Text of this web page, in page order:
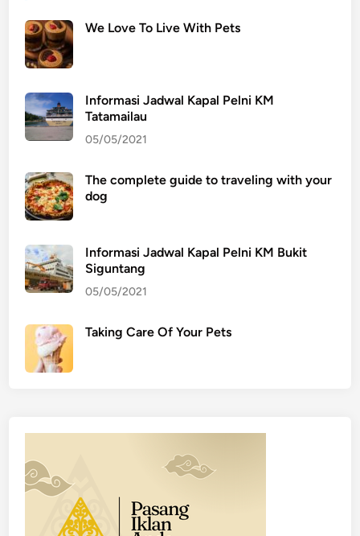
We Love To Live With Pets
Informasi Jadwal Kapal Pelni KM
Tatamailau
05/05/2021
The complete guide to traveling with your
dog
Informasi Jadwal Kapal Pelni KM Bukit
Siguntang
05/05/2021
Taking Care Of Your Pets